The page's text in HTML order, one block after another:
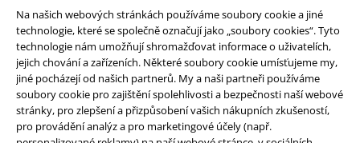
Na našich webových stránkách používáme soubory cookie a jiné
technologie, které se společně označují jako „soubory cookies“. Tyto
technologie nám umožňují shromažďovat informace o uživatelích,
jejich chování a zařízeních. Některé soubory cookie umísťujeme my,
jiné pocházejí od našich partnerů. My a naši partneři používáme
soubory cookie pro zajištění spolehlivosti a bezpečnosti naší webové
stránky, pro zlepšení a přizpůsobení vašich nákupních zkušeností,
pro provádění analýz a pro marketingové účely (např.